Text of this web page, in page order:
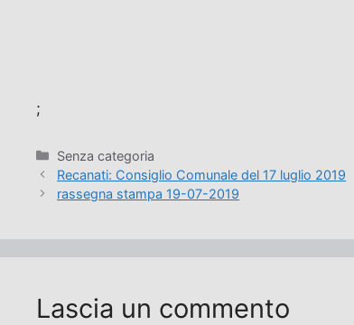
;
Categorie
Senza categoria
Recanati: Consiglio Comunale del 17 luglio 2019
rassegna stampa 19-07-2019
Lascia un commento